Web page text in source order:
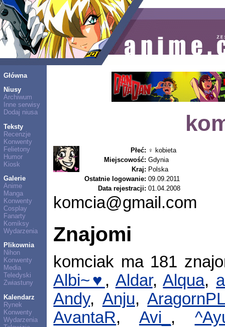
Główna
Niusy
Archiwum
Inne serwisy
Dodaj niusa
Teksty
Recenzje
Konwenty
Felietony
Humor
Kiosk
Galerie
Anime
Manga
Konwenty
Cosplay
Fanarty
Komiksy
Wydarzenia
Plikownia
Nihon
Konwenty
Media
Teledyski
Zwiastuny
Kalendarz
Rynek
Konwenty
Wydarzenia
Płeć: ♀ kobieta
Miejscowość: Gdynia
Kraj: Polska
Ostatnie logowanie: 09.09.2011
Data rejestracji: 01.04.2008
komcia@gmail.com
Znajomi
komciak ma 181
Albi~♥ , Aldar,Alqua,
Andy, Anju,
AvantaR, Avi_ ,